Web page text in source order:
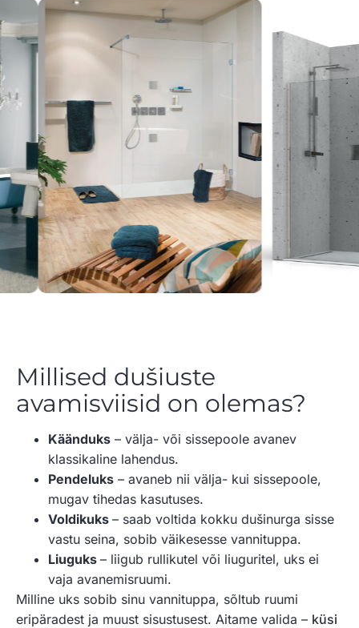
Millised dušiuste
avamisviisid on olemas?
Käänduks – välja- või sissepoole avanev
klassikaline lahendus.
Pendeluks – avaneb nii välja- kui sissepoole,
mugav tihedas kasutuses.
Voldikuks – saab voltida kokku dušinurga sisse
vastu seina, sobib väikesesse vannituppa.
Liuguks – liigub rullikutel või liuguritel, uks ei
vaja avanemisruumi.
Milline uks sobib sinu vannituppa, sõltub ruumi
eripäradest ja muust sisustusest. Aitame valida – küsi